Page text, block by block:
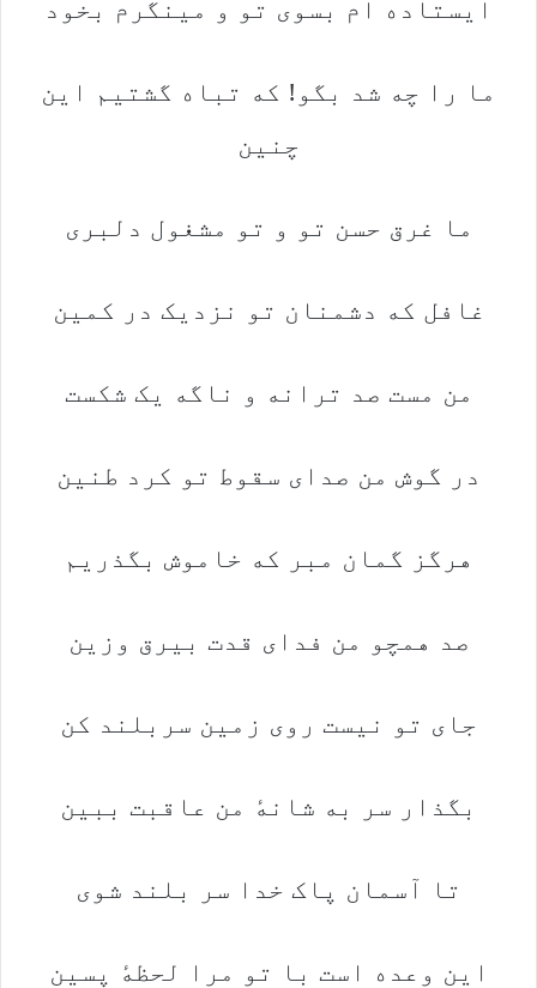
ایستاده ام بسوی تو و مینگرم بخود
ما را چه شد بگو! که تباه گشتیم این
چنین
ما غرق حسن تو و تو مشغول دلبری
غافل که دشمنان تو نزدیک در کمین
من مست صد ترانه و ناگه یک شکست
در گوش من صدای سقوط تو کرد طنین
هرگز گمان مبر که خاموش بگذریم
صد همچو من فدای قدت بیرق وزین
جای تو نیست روی زمین سربلند کن
بگذار سر به شانهٔ من عاقبت ببین
تا آسمان پاک خدا سر بلند شوی
این وعده است با تو مرا لحظهٔ پسین